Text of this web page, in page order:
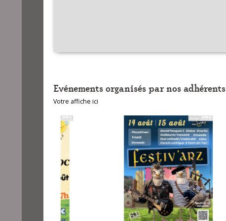
Evénements organisés par nos adhérents
Votre affiche ici